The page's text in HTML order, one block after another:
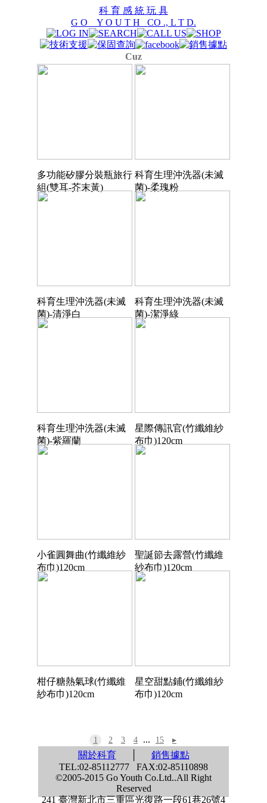
科 育 感 統 玩 具
G O Y O U T H CO ., L T D.
Cuz
多功能矽膠分裝瓶旅行
組(雙耳-芥末黃)
科育生理沖洗器(未滅
菌)-柔瑰粉
科育生理沖洗器(未滅
菌)-清淨白
科育生理沖洗器(未滅
菌)-潔淨綠
科育生理沖洗器(未滅
菌)-紫羅蘭
星際傳訊官(竹纖維紗
布巾)120cm
小雀圓舞曲(竹纖維紗
布巾)120cm
聖誕節去露營(竹纖維
紗布巾)120cm
柑仔糖熱氣球(竹纖維
紗布巾)120cm
星空甜點鋪(竹纖維紗
布巾)120cm
1 2 3 4 ... 15 ▸
關於科育│ 銷售據點
TEL:02-85112777 FAX:02-85110898
©2005-2015 Go Youth Co.Ltd..All Right
Reserved
241 臺灣新北市三重區光復路一段61巷26號4